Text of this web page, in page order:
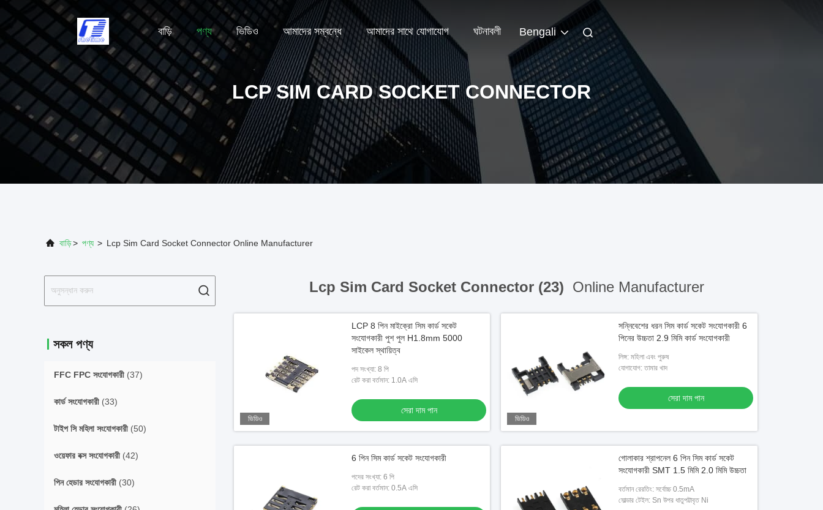
বাড়ি পণ্য ভিডিও আমাদের সম্বন্ধে আমাদের সাথে যোগাযোগ ঘটনাবলী Bengali
LCP SIM CARD SOCKET CONNECTOR
বাড়ি> পণ্য > Lcp Sim Card Socket Connector Online Manufacturer
সকল পণ্য
FFC FPC সংযোগকারী (37)
কার্ড সংযোগকারী (33)
টাইপ সি মহিলা সংযোগকারী (50)
ওয়েফার বক্স সংযোগকারী (42)
পিন হেডার সংযোগকারী (30)
Lcp Sim Card Socket Connector (23) Online Manufacturer
ভিডিও
LCP 8 পিন মাইক্রো সিম কার্ড সকেট
সংযোগকারী পুশ পুল H1.8mm 5000
সাইকেল স্থায়িত্ব
পদ সংখ্যা: 8 পি
রেট করা বর্তমান: 1.0A এসি
সেরা দাম পান
ভিডিও
সন্নিবেশের ধরন সিম কার্ড সকেট সংযোগকারী 6
পিনের উচ্চতা 2.9 মিমি কার্ড সংযোগকারী
লিঙ্গ: মহিলা এবং পুরুষ
যোগাযোগ: তামার খাদ
সেরা দাম পান
6 পিন সিম কার্ড সকেট সংযোগকারী
পদের সংখ্যা: 6 পি
রেট করা বর্তমান: 0.5A এসি
গোলাকার শ্রাপনেল 6 পিন সিম কার্ড সকেট
সংযোগকারী SMT 1.5 মিমি 2.0 মিমি উচ্চতা
বর্তমান রেরতিং: সর্বোচ্চ 0.5mA
সোল্ডার টেইল: Sn উপর ধাতুপট্টাবৃত Ni